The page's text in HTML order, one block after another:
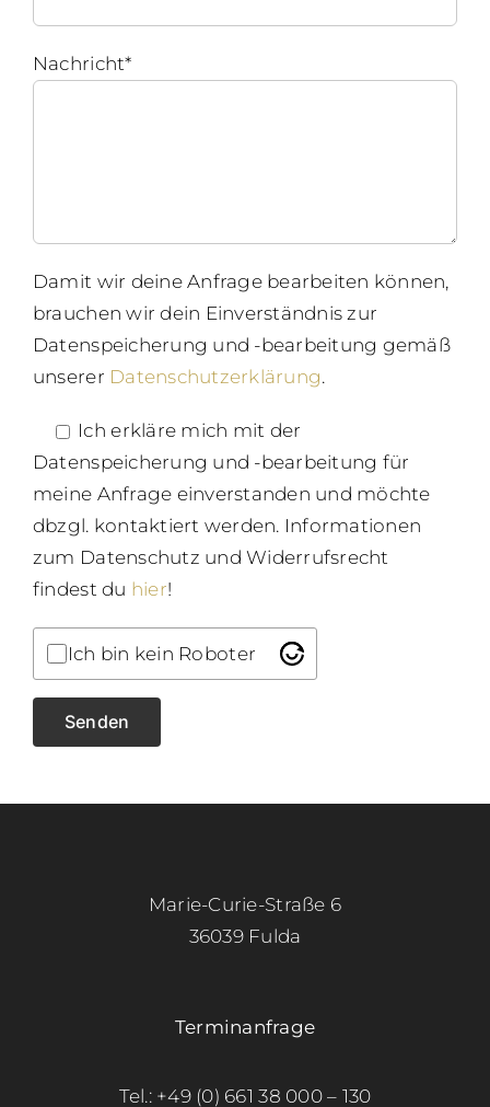
Nachricht*
Damit wir deine Anfrage bearbeiten können,
brauchen wir dein Einverständnis zur
Datenspeicherung und -bearbeitung gemäß
unserer Datenschutzerklärung.
Ich erkläre mich mit der
Datenspeicherung und -bearbeitung für
meine Anfrage einverstanden und möchte
dbzgl. kontaktiert werden. Informationen
zum Datenschutz und Widerrufsrecht
findest du hier!
Ich bin kein Roboter
Marie-Curie-Straße 6
36039 Fulda
Terminanfrage
Tel.: +49 (0) 661 38 000 – 130